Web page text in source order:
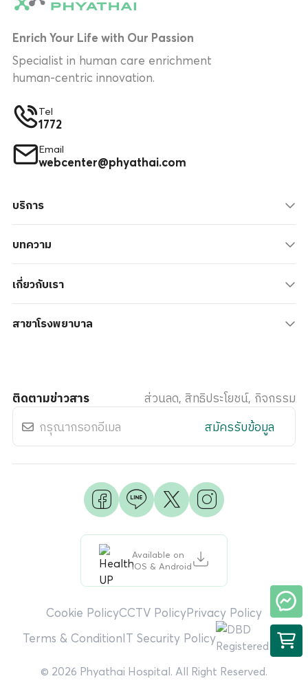
Enrich Your Life with Our Passion
Specialist in human care enrichment
human-centric innovation.
Tel
1772
Email
webcenter@phyathai.com
บริการ
บทความ
เกี่ยวกับเรา
สาขาโรงพยาบาล
Available on
iOS & Android
ติดตามข่าวสาร
ส่วนลด, สิทธิประโยชน์, กิจกรรม
สมัครรับข้อมูล
© 2026 Phyathai Hospital. All Right Reserved.
Cookie PolicyCCTV PolicyPrivacy Policy
Terms & ConditionIT Security Policy